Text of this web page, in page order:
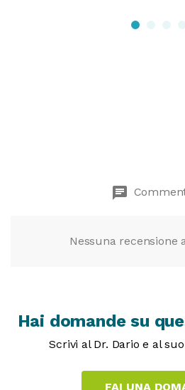
chat
Nessuna recensione
Hai domande su
Scrivi al Dr. Dario e al